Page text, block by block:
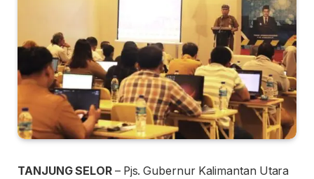
TANJUNG SELOR– Pjs. Gubernur Kalimantan Utara